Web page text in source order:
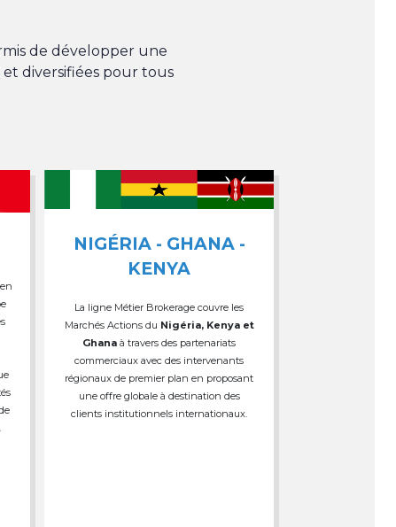
de développer une
diversifiées pour tous
NIGÉRIA - GHANA -
KENYA
La ligne Métier Brokerage couvre les
Marchés Actions du Nigéria, Kenya et
Ghana à travers des partenariats
commerciaux avec des intervenants
régionaux de premier plan en proposant
une offre globale à destination des
clients institutionnels internationaux.